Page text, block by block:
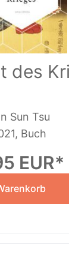
des
Sun Tsu
Buch
EUR